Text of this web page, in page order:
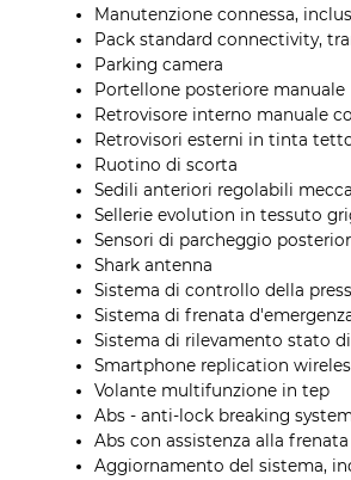
Manutenzione connessa,
Pack standard connectivity,
Parking camera
Portellone posteriore manuale
Retrovisore interno manuale
Retrovisori esterni in tinta
Ruotino di scorta
Sedili anteriori regolabili
Sellerie evolution in tessuto
Sensori di parcheggio
Shark antenna
Sistema di controllo della
Sistema di frenata
Sistema di rilevamento stato
Smartphone replication
Volante multifunzione in tep
Abs - anti-lock breaking
Abs con assistenza alla
Aggiornamento del sistema,